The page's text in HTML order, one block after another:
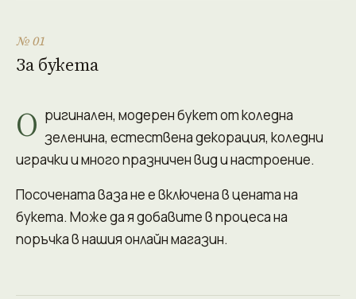
№ 01
За букета
О ригинален, модерен букет от коледна
зеленина, естествена декорация, коледни
играчки и много празничен вид и настроение.
Посочената ваза не е включена в цената на
букета. Може да я добавите в процеса на
поръчка в нашия онлайн магазин.